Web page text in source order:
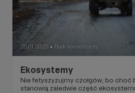
25.01.2023 ● Brak komentarzy
Ekosystemy
Nie fetyszyzujmy czołgów, bo choć
stanowią zaledwie część